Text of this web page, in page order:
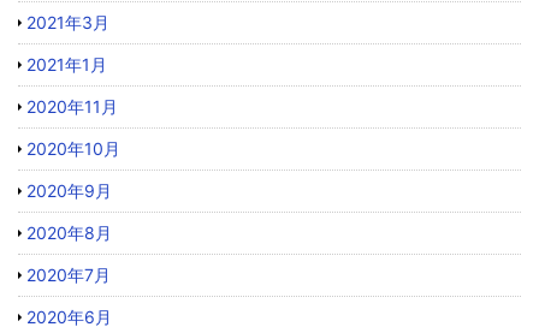
2021年3月
2021年1月
2020年11月
2020年10月
2020年9月
2020年8月
2020年7月
2020年6月